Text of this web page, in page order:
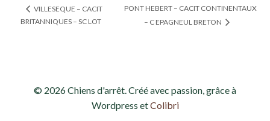
VILLESEQUE – CACIT
BRITANNIQUES – SC LOT
PONT HEBERT – CACIT CONTINENTAUX
– C EPAGNEUL BRETON
© 2026 Chiens d'arrêt. Créé avec passion, grâce à
Wordpress etColibri